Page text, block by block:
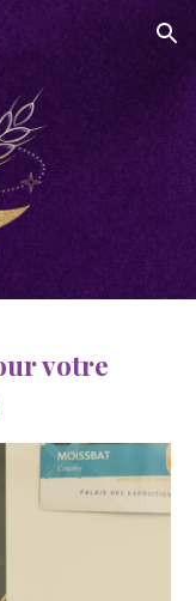
Skip to navigation
votre